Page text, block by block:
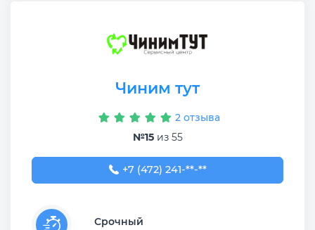
Чиним тут
2 отзыва
№15из 55
+7 (472) 241-84-84
+7 (472) 241-**-**
Срочный